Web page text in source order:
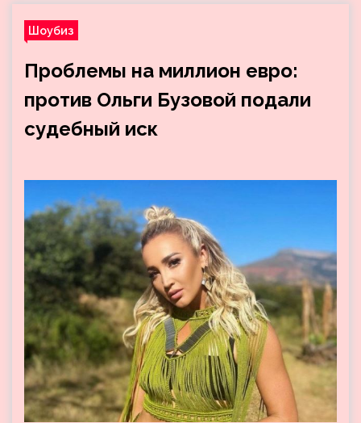
Шоубиз
Проблемы на миллион евро:
против Ольги Бузовой подали
судебный иск